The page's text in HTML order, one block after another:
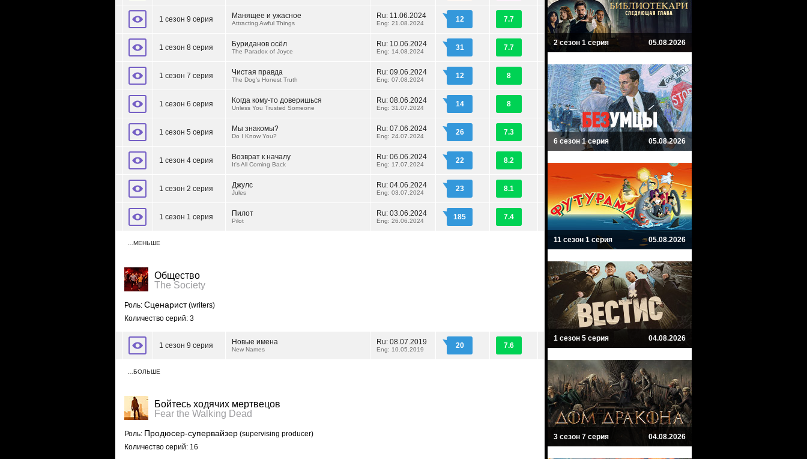
1 сезон 9 серия Манящее и ужасное
Attracting Awful Things
Ru: 11.06.2024
Eng: 21.08.2024 12 7.7
1 сезон 8 серия Буриданов осёл
The Paradox of Joyce
Ru: 10.06.2024
Eng: 14.08.2024 31 7.7
1 сезон 7 серия Чистая правда
The Dog's Honest Truth
Ru: 09.06.2024
Eng: 07.08.2024 12 8
1 сезон 6 серия Когда кому-то доверишься
Unless You Trusted Someone
Ru: 08.06.2024
Eng: 31.07.2024 14 8
1 сезон 5 серия Мы знакомы?
Do I Know You?
Ru: 07.06.2024
Eng: 24.07.2024 26 7.3
1 сезон 4 серия Возврат к началу
It's All Coming Back
Ru: 06.06.2024
Eng: 17.07.2024 22 8.2
1 сезон 2 серия Джулс
Jules
Ru: 04.06.2024
Eng: 03.07.2024 23 8.1
1 сезон 1 серия Пилот
Pilot
Ru: 03.06.2024
Eng: 26.06.2024 185 7.4
…МЕНЬШЕ
Общество
The Society
Роль: Сценарист(writers)
Количество серий: 3
1 сезон 9 серия Новые имена
New Names
Ru: 08.07.2019
Eng: 10.05.2019 20 7.6
…БОЛЬШЕ
Бойтесь ходячих мертвецов
Fear the Walking Dead
Роль: Продюсер-супервайзер (supervising producer)
Количество серий: 16
2 сезон 1 серия 05.08.2026
6 сезон 1 серия 05.08.2026
11 сезон 1 серия 05.08.2026
1 сезон 5 серия 04.08.2026
3 сезон 7 серия 04.08.2026